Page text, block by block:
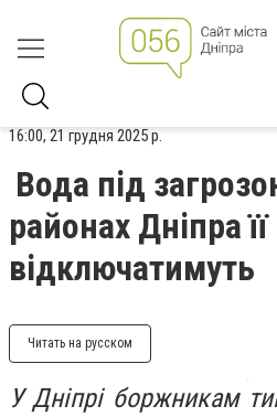
16:00, 21 грудня 2025 р.
Вода під
районах Дніпра її
відключатимуть
Читать на русском
У Дніпрі боржникам